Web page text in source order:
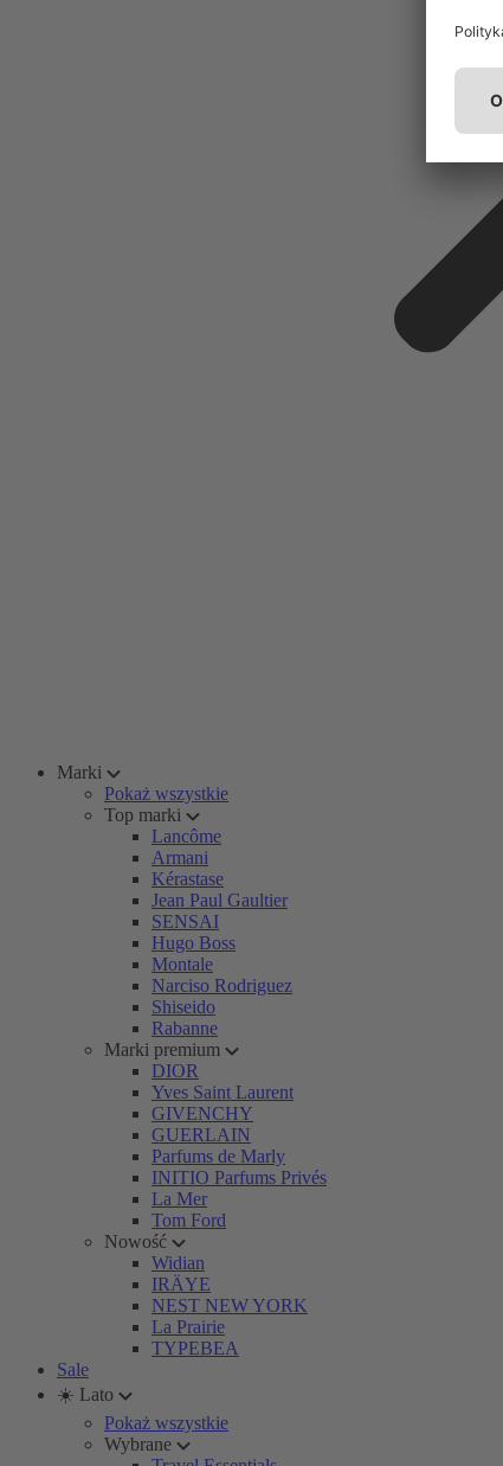
Marki
Pokaż wszystkie
Top marki
Lancôme
Armani
Kérastase
Jean Paul Gaultier
SENSAI
Hugo Boss
Montale
Narciso Rodriguez
Shiseido
Rabanne
Marki premium
DIOR
Yves Saint Laurent
GIVENCHY
GUERLAIN
Parfums de Marly
INITIO Parfums Privés
La Mer
Tom Ford
Nowość
Widian
IRÄYE
NEST NEW YORK
La Prairie
TYPEBEA
Sale
☀️ Lato
Pokaż wszystkie
Wybrane